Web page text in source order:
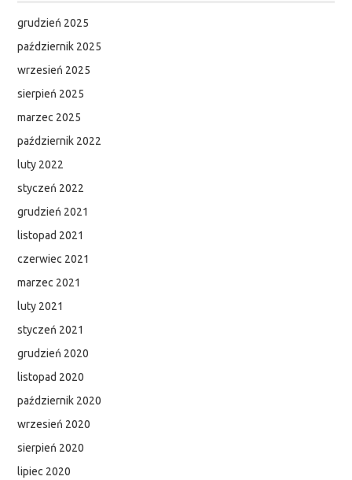
grudzień 2025
październik 2025
wrzesień 2025
sierpień 2025
marzec 2025
październik 2022
luty 2022
styczeń 2022
grudzień 2021
listopad 2021
czerwiec 2021
marzec 2021
luty 2021
styczeń 2021
grudzień 2020
listopad 2020
październik 2020
wrzesień 2020
sierpień 2020
lipiec 2020